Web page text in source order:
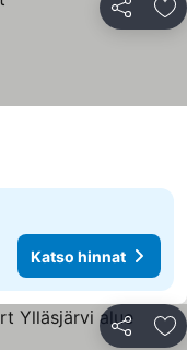
Jaa
Katso hinnat
Jaa